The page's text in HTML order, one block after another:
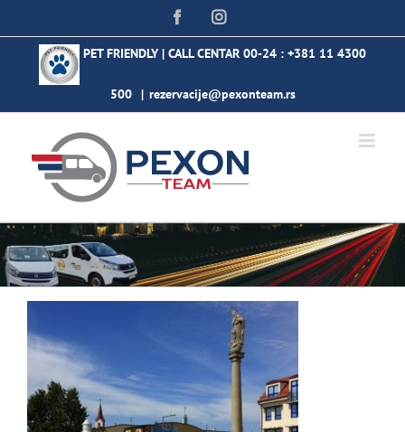
to
content
FacebookInstagram
PET FRIENDLY | CALL CENTAR 00-24 : +381 11 4300
500 | rezervacije@pexonteam.rs